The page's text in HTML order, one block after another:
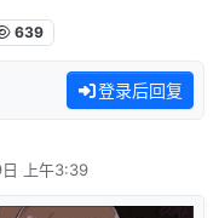
639
登录后回复
上午3:39